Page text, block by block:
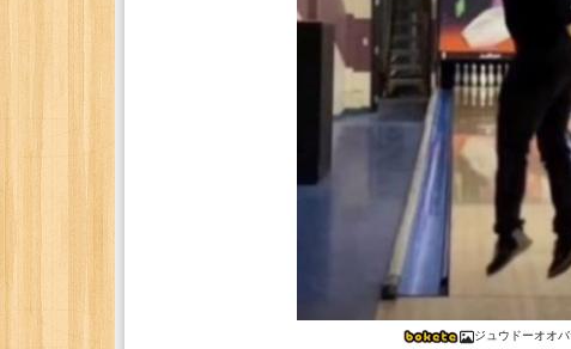
ジュウドーオオ